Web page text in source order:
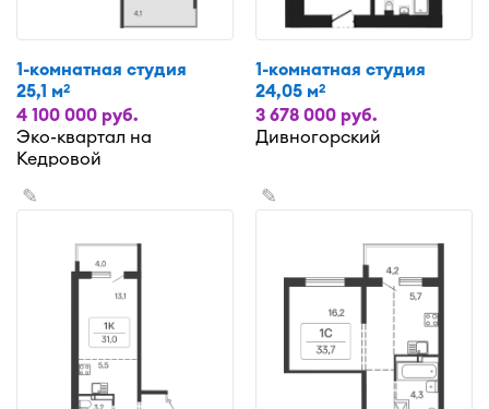
1-комнатная студия
25,1 м2
4 100 000 руб.
Эко-квартал на
Кедровой
1-комнатная студия
24,05 м2
3 678 000 руб.
Дивногорский
✎ ✎